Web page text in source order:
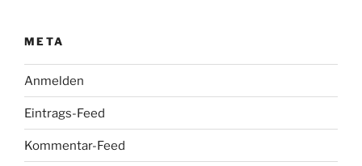
META
Anmelden
Eintrags-Feed
Kommentar-Feed